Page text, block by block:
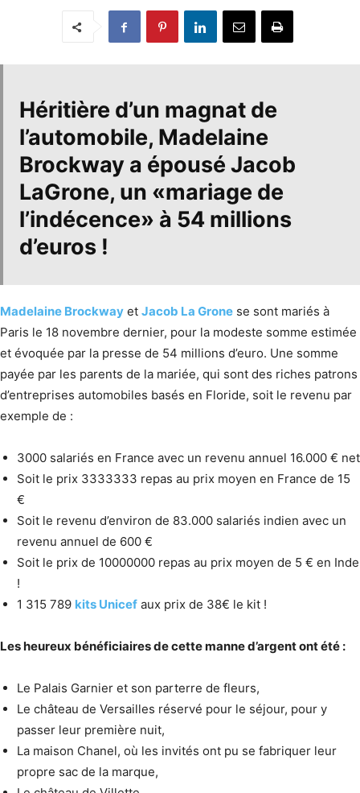
Héritière d’un magnat de
l’automobile, Madelaine
Brockway a épousé Jacob
LaGrone, un «mariage de
l’indécence» à 54 millions
d’euros !
Madelaine Brockway et Jacob La Grone se sont mariés à
Paris le 18 novembre dernier, pour la modeste somme estimée
et évoquée par la presse de 54 millions d’euro. Une somme
payée par les parents de la mariée, qui sont des riches patrons
d’entreprises automobiles basés en Floride, soit le revenu par
exemple de :
3000 salariés en France avec un revenu annuel 16.000 € net
Soit le prix 3333333 repas au prix moyen en France de 15
€
Soit le revenu d’environ de 83.000 salariés indien avec un
revenu annuel de 600 €
Soit le prix de 10000000 repas au prix moyen de 5 € en Inde
!
1 315 789 kits Unicef aux prix de 38€ le kit !
Les heureux bénéficiaires de cette manne d’argent ont été :
Le Palais Garnier et son parterre de fleurs,
Le château de Versailles réservé pour le séjour, pour y
passer leur première nuit,
La maison Chanel, où les invités ont pu se fabriquer leur
propre sac de la marque,